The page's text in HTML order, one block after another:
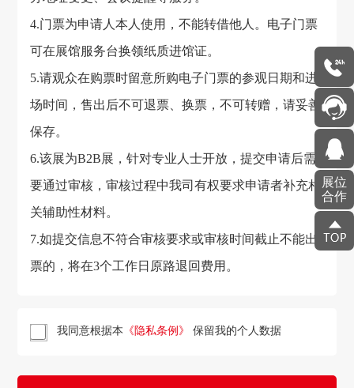
4.门票为申请人本人使用，不能转借他人。电子门票
可在展馆服务台换领纸质进馆证。
5.请观众在购票时留意所购电子门票的参观日期和进
场时间，售出后不可退票、换票，不可转赠，请妥善
保存。
6.该展为B2B展，针对专业人士开放，提交申请后需
要通过审核，审核过程中我司有权要求申请者补充相
关辅助性材料。
7.如提交信息不符合审核要求或审核时间截止不能出
票的，将在3个工作日原路退回费用。
我同意根据本 《隐私条例》 保留我的个人数据
展位
合作